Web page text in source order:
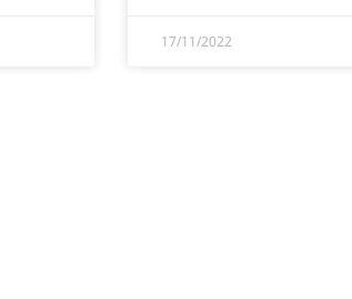
17/11/2022